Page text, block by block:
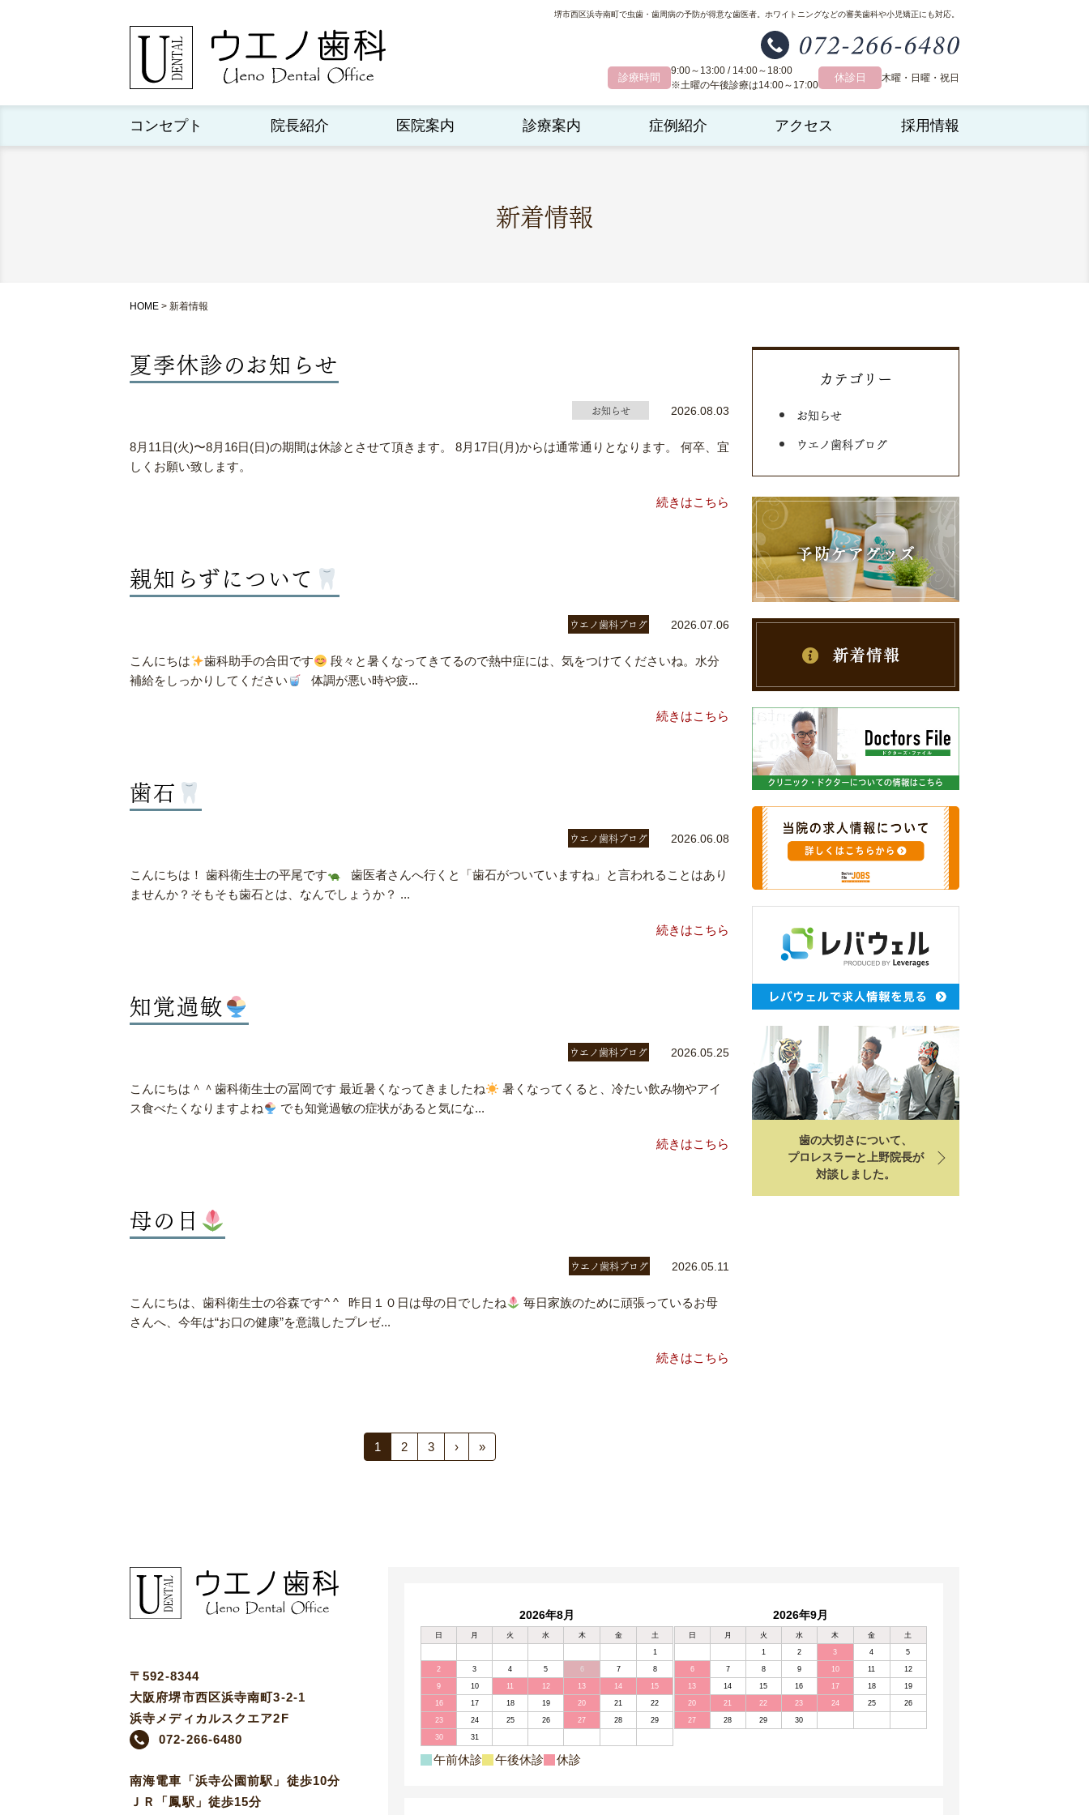
堺市西区浜寺南町で虫歯・歯周病の予防が得意な歯医者。 ホワイトニングなどの審美歯科や小児矯正にも対応。
診療時間
9:00～13:00 / 14:00～18:00
※土曜の午後診療は14:00～17:00
休診日 木曜・日曜・祝日
コンセプト 院長紹介 医院案内 診療案内 症例紹介 アクセス 採用情報
新着情報
HOME > 新着情報
夏季休診のお知らせ
お知らせ 2026.08.03
8月11日(火)〜8月16日(日)の期間は休診とさせて頂きます。 8月17日(月)からは通常通りとなります。 何卒、宜
しくお願い致します。
続きはこちら
親知らずについて
ウエノ歯科ブログ 2026.07.06
こんにちは 歯科助手の合田です
段々と暑くなってきてるので熱中症には、気をつけてくださいね。水分
補給をしっかりしてください
体調が悪い時や疲...
続きはこちら
歯石
ウエノ歯科ブログ 2026.06.08
こんにちは！ 歯科衛生士の平尾です
歯医者さんへ行くと「歯石がついていますね」と言われることはあり
ませんか？そもそも歯石とは、なんでしょうか？ ...
続きはこちら
知覚過敏
ウエノ歯科ブログ 2026.05.25
こんにちは＾＾歯科衛生士の冨岡です 最近暑くなってきましたね
暑くなってくると、冷たい飲み物やアイ
ス食べたくなりますよね
でも知覚過敏の症状があると気にな...
続きはこちら
母の日
ウエノ歯科ブログ 2026.05.11
こんにちは、歯科衛生士の谷森です^ ^ 昨日１０日は母の日でしたね
毎日家族のために頑張っているお母
さんへ、今年は“お口の健康”を意識したプレゼ...
続きはこちら
1 2 3 › »
カテゴリー
お知らせ
ウエノ歯科ブログ
歯の大切さについて、
プロレスラーと上野院長が
対談しました。
2026年8月
日 月 火 水 木 金 土
1
2 3 4 5 6 7 8
9 10 11 12 13 14 15
16 17 18 19 20 21 22
23 24 25 26 27 28 29
30 31
2026年9月
日 月 火 水 木 金 土
1 2 3 4 5
6 7 8 9 10 11 12
13 14 15 16 17 18 19
20 21 22 23 24 25 26
27 28 29 30
午前休診 午後休診 休診
〒592-8344
大阪府堺市西区浜寺南町3-2-1
浜寺メディカルスクエア2F
072-266-6480
南海電車「浜寺公園前駅」徒歩10分
ＪＲ「鳳駅」徒歩15分